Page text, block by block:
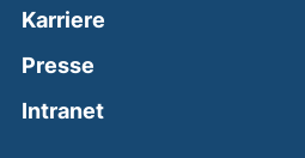
Karriere
Presse
Intranet(external link,